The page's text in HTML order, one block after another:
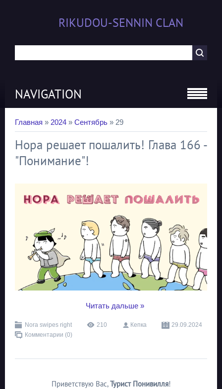
RIKUDOU-SENNIN CLAN
NAVIGATION
Главная » 2024 » Сентябрь » 29
Нора решает пошалить! Глава 166 -
"Понимание"!
Читать дальше »
Nora swipes right 210 Кепка
29.09.2024
Комментарии (0)
Приветствую Вас,Турист Понивилля!